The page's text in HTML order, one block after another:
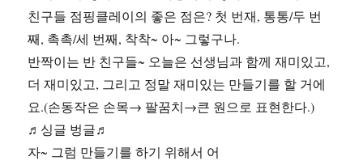
친구들 점핑클레이의 좋은 점은? 첫 번재, 통통/두 번
째, 촉촉/세 번째, 착착~ 아~ 그렇구나.
반짝이는 반 친구들~ 오늘은 선생님과 함께 재미있고,
더 재미있고, 그리고 정말 재미있는 만들기를 할 거에
요.(손동작은 손목→ 팔꿈치→큰 원으로 표현한다.)
♬싱글 벙글♬
자~ 그럼 만들기를 하기 위해서 어